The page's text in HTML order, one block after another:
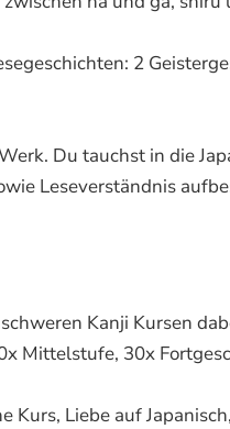
2
Du tauchst in die
Leseverständnis
Kanji Kursen
Mittelstufe, 30x
Kurs, Liebe auf